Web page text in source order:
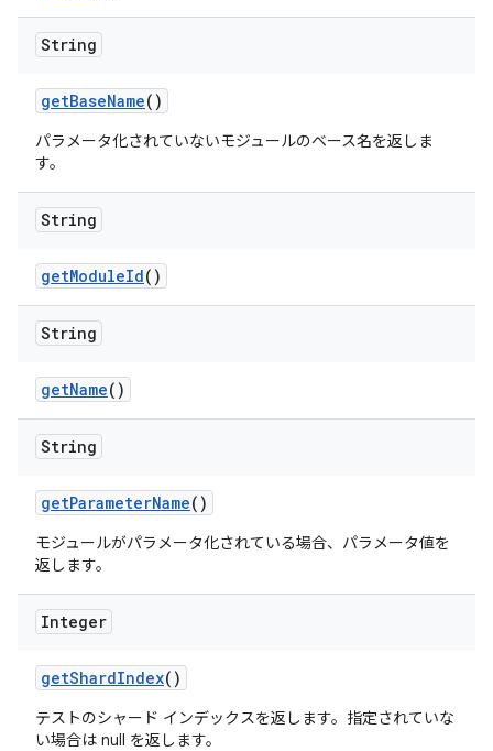
String
getBaseName()
パラメータ化されていないモジュールのベース名を返しま
す。
String
getModuleId()
String
getName()
String
getParameterName()
モジュールがパラメータ化されている場合、パラメータ値を
返します。
Integer
getShardIndex()
テストのシャード インデックスを返します。指定されていな
い場合は null を返します。